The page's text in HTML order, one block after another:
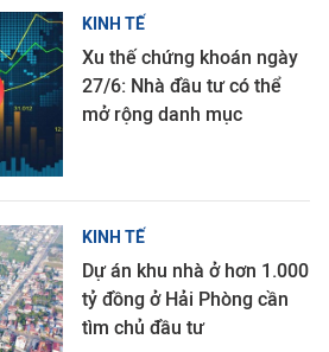
KINH TẾ
Xu thế chứng khoán ngày
27/6: Nhà đầu tư có thể
mở rộng danh mục
KINH TẾ
Dự án khu nhà ở hơn 1.000
tỷ đồng ở Hải Phòng cần
tìm chủ đầu tư